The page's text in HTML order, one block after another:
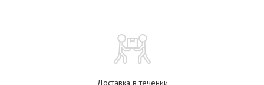
Доставка в течении